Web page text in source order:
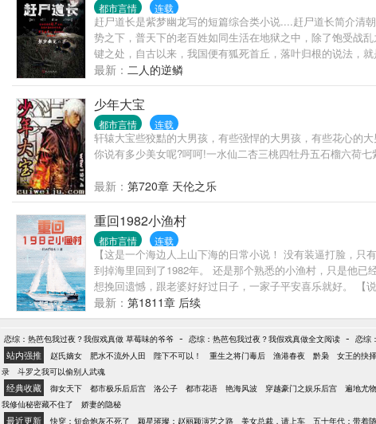
都市言情 连载
赶尸道长是紫梦幽龙写的短篇综合类小说....赶尸道长简介清
势之下，普天下的老百姓如同生活在地狱之中，除了饱受战
键之处，自古以来，我国便有狐死首丘，落叶归根的说法，
最新： 二人的逆鳞
少年大宝
都市言情 连载
轩辕大宝些狡黠的大男孩，有些强悍的大男孩，有些花心
你说有多少美女呢?呵呵!一水仙二杏三桃四牡丹五石榴六荷
最新： 第720章 天伦之乐
重回1982小渔村
都市言情 连载
【这是一个海边人上山下海的日常小说！ 没有装逼打脸，
到掉海里回到了1982年。 还是那个熟悉的小渔村，只是他
想挽回遗憾，跟老婆好好过日子，一家子平安喜乐就好。 【
最新： 第1811章 后续
恋综：热芭包我过夜？我假戏真做 草莓味的爷爷 - 恋综：热芭包我过夜？我假戏真做全文阅读 - 恋综
站内强推 赵氏嫡女 肥水不流外人田 陛下不可以！ 重生之将门毒后 渔港春夜 黔枭 女王的抉
录
斗罗之我可以偷别人武魂
经典收藏 御女天下 都市极乐后后宫 洛公子 都市花语 艳海风波 穿越豪门之娱乐后宫 遍地尤物
我修仙秘密藏不住了
娇妻的隐秘
最近更新 快穿：短命炮灰不死了 颖星璀璨：赵丽颖演艺之路 美女总裁，请上车 五十年代：带着